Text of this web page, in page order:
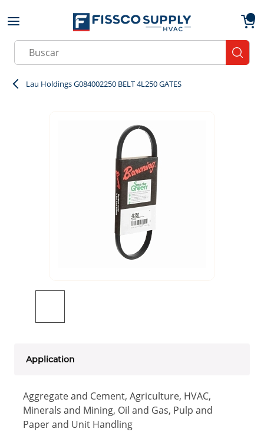
Skip to main content
Site Search
Lau Holdings G084002250 BELT 4L250 GATES
Application
Aggregate and Cement, Agriculture, HVAC,
Minerals and Mining, Oil and Gas, Pulp and
Paper and Unit Handling